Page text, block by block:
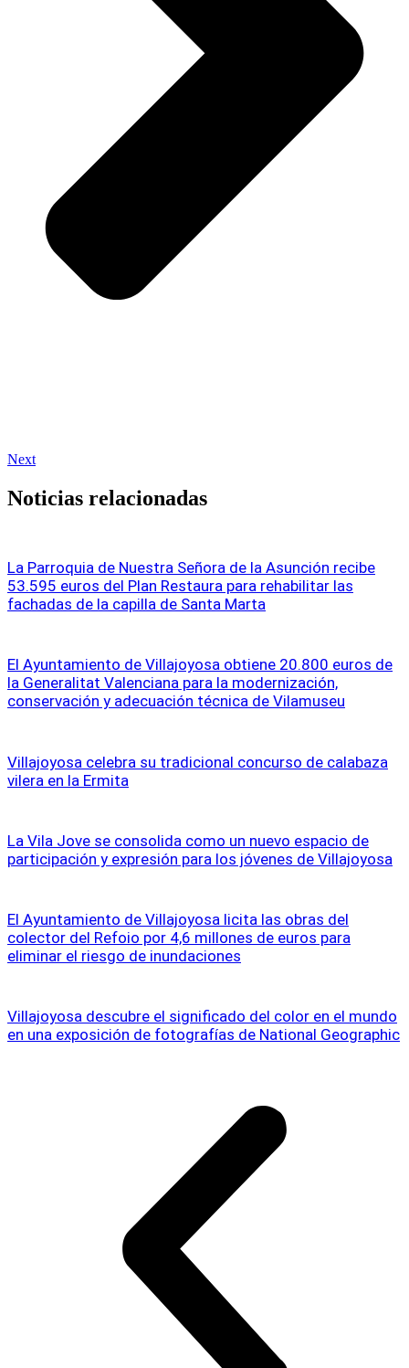
Next
Noticias relacionadas
La Parroquia de Nuestra Señora de la Asunción recibe
53.595 euros del Plan Restaura para rehabilitar las
fachadas de la capilla de Santa Marta
El Ayuntamiento de Villajoyosa obtiene 20.800 euros de
la Generalitat Valenciana para la modernización,
conservación y adecuación técnica de Vilamuseu
Villajoyosa celebra su tradicional concurso de calabaza
vilera en la Ermita
La Vila Jove se consolida como un nuevo espacio de
participación y expresión para los jóvenes de Villajoyosa
El Ayuntamiento de Villajoyosa licita las obras del
colector del Refoio por 4,6 millones de euros para
eliminar el riesgo de inundaciones
Villajoyosa descubre el significado del color en el mundo
en una exposición de fotografías de National Geographic